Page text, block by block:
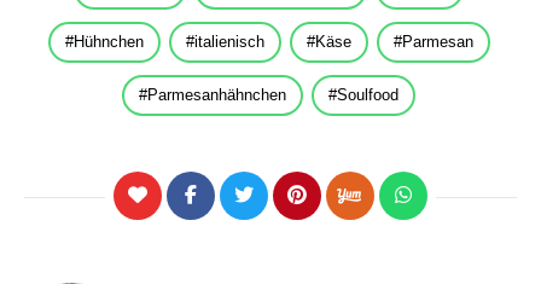
Hühnchen italienisch Käse Parmesan
Parmesanhähnchen Soulfood